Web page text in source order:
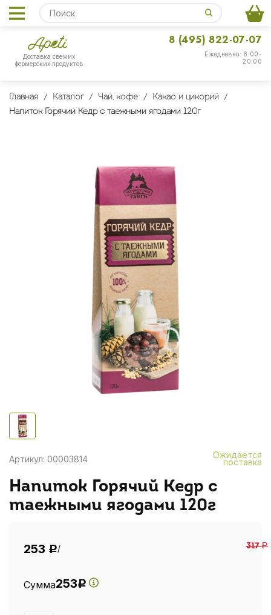
Доставка свежих
фермерских продуктов
Ежедневно: 8:00-
20:00
8 (495) 822-07-07
Главная Каталог Чай, кофе
Какао и цикорий
Напиток Горячий Кедр с таежными ягодами 120г
Артикул: 00003814 Ожидается
поставка
Напиток Горячий Кедр с
таежными ягодами 120г
253 Р/ 317Р
Сумма253Р